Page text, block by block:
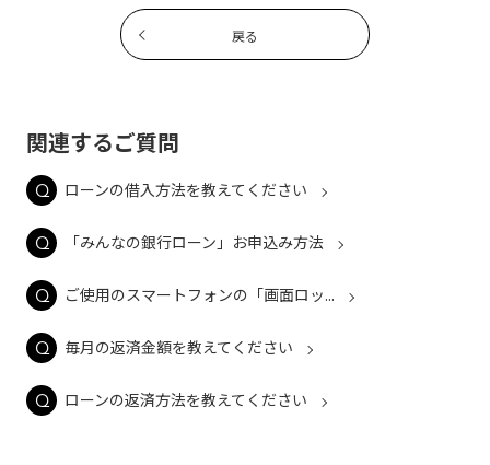
戻る
関連するご質問
ローンの借入方法を教えてください
「みんなの銀行ローン」お申込み方法
ご使用のスマートフォンの「画面ロッ...
毎月の返済金額を教えてください
ローンの返済方法を教えてください